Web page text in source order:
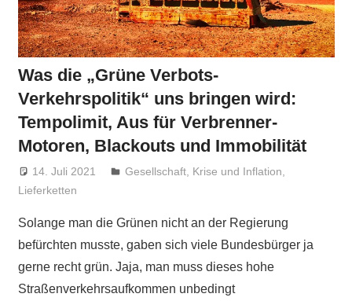
Was die „Grüne Verbots-
Verkehrspolitik“ uns bringen wird:
Tempolimit, Aus für Verbrenner-
Motoren, Blackouts und Immobilität
14. Juli 2021 Niki Vogt
Gesellschaft, Krise und Inflation,
Lieferketten
Solange man die Grünen nicht an der Regierung
befürchten musste, gaben sich viele Bundesbürger ja
gerne recht grün. Jaja, man muss dieses hohe
Straßenverkehrsaufkommen unbedingt